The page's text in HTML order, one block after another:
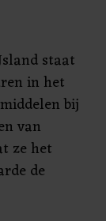
staat
in het
bij
van
ze het
de